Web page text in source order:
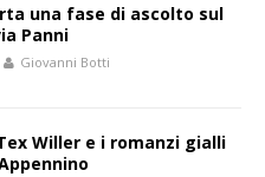
una fase di ascolto sul
Panni
Giovanni Botti
Willer e i romanzi gialli